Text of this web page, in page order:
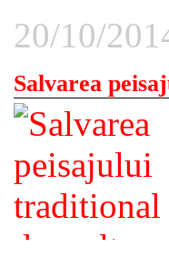
20/10/
Salvarea